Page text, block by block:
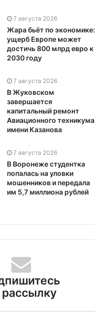
7 августа 2026
Жара бьёт по экономике:
ущерб Европе может
достичь 800 млрд евро к
2030 году
7 августа 2026
В Жуковском
завершается
капитальный ремонт
Авиационного техникума
имени Казанова
7 августа 2026
В Воронеже студентка
попалась на уловки
мошенников и передала
им 5,7 миллиона рублей
рассылку